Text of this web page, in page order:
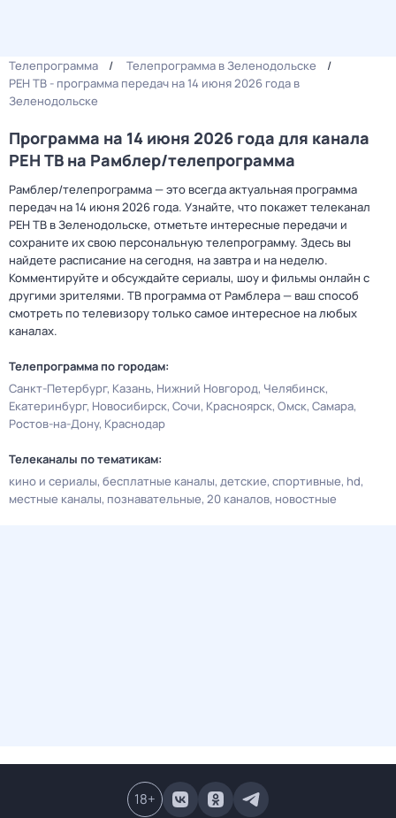
Телепрограмма
Телепрограмма в Зеленодольске
РЕН ТВ - программа передач на 14 июня 2026 года в
Зеленодольске
Программа на 14 июня 2026 года для канала
РЕН ТВ на Рамблер/телепрограмма
Рамблер/телепрограмма — это всегда актуальная программа
передач на 14 июня 2026 года. Узнайте, что покажет телеканал
РЕН ТВ в Зеленодольске, отметьте интересные передачи и
сохраните их свою персональную телепрограмму. Здесь вы
найдете расписание на сегодня, на завтра и на неделю.
Комментируйте и обсуждайте сериалы, шоу и фильмы онлайн с
другими зрителями. ТВ программа от Рамблера — ваш способ
смотреть по телевизору только самое интересное на любых
каналах.
Телепрограмма по городам:
Санкт-Петербург Казань Нижний Новгород Челябинск
Екатеринбург Новосибирск Сочи Красноярск Омск Самара
Ростов-на-Дону Краснодар
Телеканалы по тематикам:
кино и сериалы бесплатные каналы детские спортивные hd
местные каналы познавательные 20 каналов новостные
18+